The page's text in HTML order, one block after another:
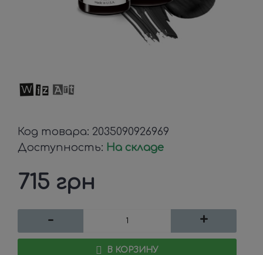
Код товара: 2035090926969
Доступность: На складе
715 грн
- +
В КОРЗИНУ